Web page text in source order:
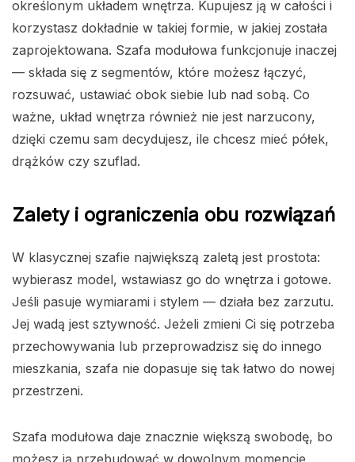
określonym układem wnętrza. Kupujesz ją w całości i
korzystasz dokładnie w takiej formie, w jakiej została
zaprojektowana. Szafa modułowa funkcjonuje inaczej
— składa się z segmentów, które możesz łączyć,
rozsuwać, ustawiać obok siebie lub nad sobą. Co
ważne, układ wnętrza również nie jest narzucony,
dzięki czemu sam decydujesz, ile chcesz mieć półek,
drążków czy szuflad.
Zalety i ograniczenia obu rozwiązań
W klasycznej szafie największą zaletą jest prostota:
wybierasz model, wstawiasz go do wnętrza i gotowe.
Jeśli pasuje wymiarami i stylem — działa bez zarzutu.
Jej wadą jest sztywność. Jeżeli zmieni Ci się potrzeba
przechowywania lub przeprowadzisz się do innego
mieszkania, szafa nie dopasuje się tak łatwo do nowej
przestrzeni.
Szafa modułowa daje znacznie większą swobodę, bo
możesz ją przebudować w dowolnym momencie.